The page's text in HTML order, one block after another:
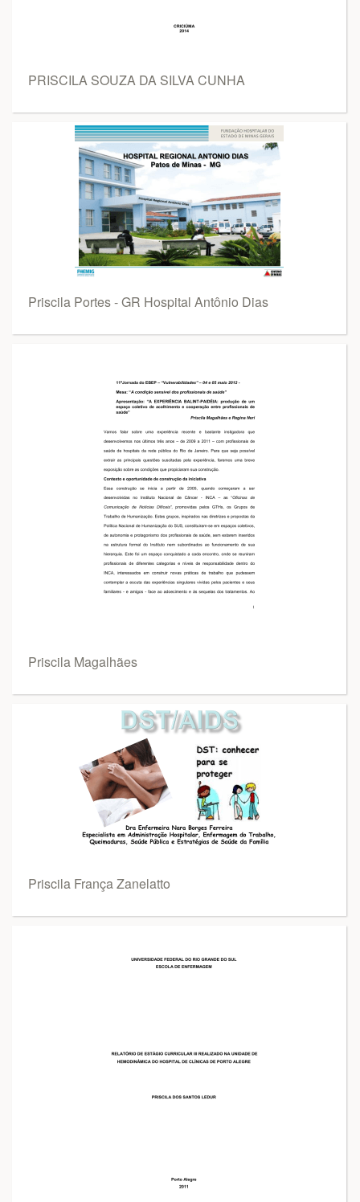
PRISCILA SOUZA DA SILVA CUNHA
Priscila Portes - GR Hospital Antônio Dias
Priscila Magalhães
Priscila França Zanelatto